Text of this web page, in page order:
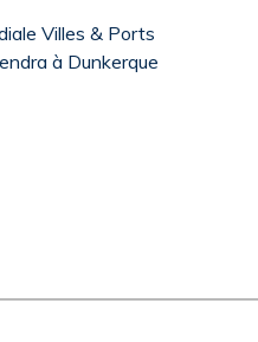
Villes & Ports
à Dunkerque